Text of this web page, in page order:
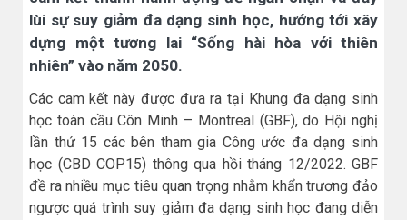
lùi sự suy giảm đa dạng sinh học, hướng tới xây
dựng một tương lai “Sống hài hòa với thiên
nhiên” vào năm 2050.
Các cam kết này được đưa ra tại Khung đa dạng sinh
học toàn cầu Côn Minh – Montreal (GBF), do Hội nghị
lần thứ 15 các bên tham gia Công ước đa dạng sinh
học (CBD COP15) thông qua hồi tháng 12/2022. GBF
đề ra nhiều mục tiêu quan trọng nhằm khẩn trương đảo
ngược quá trình suy giảm đa dạng sinh học đang diễn